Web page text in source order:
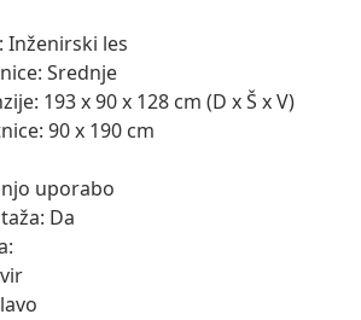
Inženirski les
Srednje
193 x 90 x 128 cm (D x Š x V)
90 x 190 cm
uporabo
Da